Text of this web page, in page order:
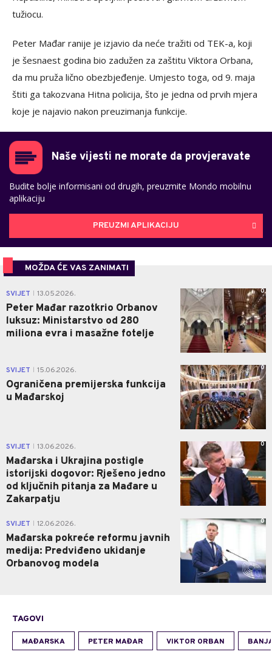
tužiocu.
Peter Mađar ranije je izjavio da neće tražiti od TEK-a, koji
je šesnaest godina bio zadužen za zaštitu Viktora Orbana,
da mu pruža lično obezbjeđenje. Umjesto toga, od 9. maja
štiti ga takozvana Hitna policija, što je jedna od prvih mjera
koje je najavio nakon preuzimanja funkcije.
Naše vijesti ne morate da provjeravate
Budite bolje informisani od drugih, preuzmite Mondo mobilnu
aplikaciju
PREUZMI APLIKACIJU
MOŽDA ĆE VAS ZANIMATI
SVIJET 13.05.2026.
Peter Mađar razotkrio Orbanov
luksuz: Ministarstvo od 280
miliona evra i masažne fotelje
0
SVIJET 15.06.2026.
Ograničena premijerska funkcija
u Mađarskoj
0
SVIJET 13.06.2026.
Mađarska i Ukrajina postigle
istorijski dogovor: Rješeno jedno
od ključnih pitanja za Mađare u
Zakarpatju
0
SVIJET 12.06.2026.
Mađarska pokreće reformu javnih
medija: Predviđeno ukidanje
Orbanovog modela
0
TAGOVI
MAĐARSKA PETER MAĐAR VIKTOR ORBAN